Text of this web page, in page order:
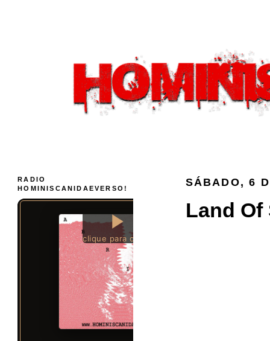
SÁBADO, 6
Land Of
RADIO
HOMINISCANIDAEVERSO!